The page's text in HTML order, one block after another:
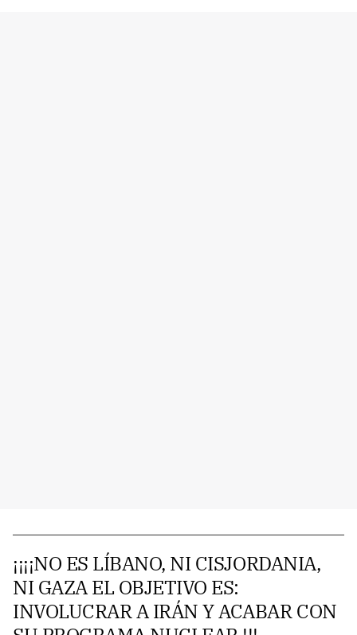
¡¡¡¡NO ES LÍBANO, NI CISJORDANIA,
NI GAZA EL OBJETIVO ES:
INVOLUCRAR A IRÁN Y ACABAR CON